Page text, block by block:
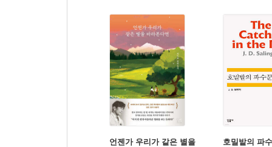
언젠가 우리가 같은 별을
호밀밭의 파